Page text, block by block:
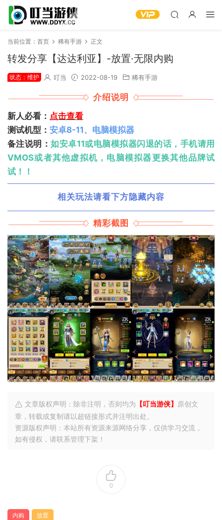
当前位置： 首页 稀有手游 正文
转发分享【达达利亚】-放置·无限内购
状态：维护 叮当 2022-08-19 稀有手游
介绍说明
新人必看： 点击查看
测试机型： 安卓8-11、电脑模拟器
备注说明：如安卓11或电脑模拟器闪退的话，手机请用
VMOS或者其他虚拟机，电脑模拟器更换其他品牌试
试！！
相关玩法请看下方隐藏内容
精彩截图
文章版权声明：除非注明，否则均为 【叮当游侠】
原创文
章，转载或复制请以超链接形式并注明出处。
资源版权声明：本站所有资源来源网络分享，仅供学习交流，
如有侵权，请联系管理下架！
0
内购 放置